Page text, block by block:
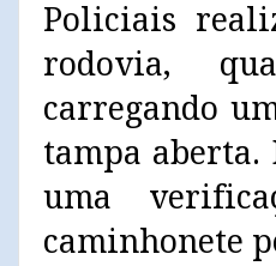
Policiais
rodovia,
carregando
tampa aberta.
uma
caminhonete